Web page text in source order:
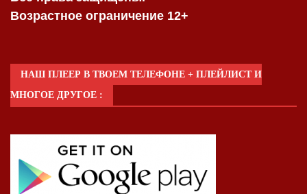
Возрастное ограничение 12+
НАШ ПЛЕЕР В ТВОЕМ ТЕЛЕФОНЕ + ПЛЕЙЛИСТ И
МНОГОЕ ДРУГОЕ :